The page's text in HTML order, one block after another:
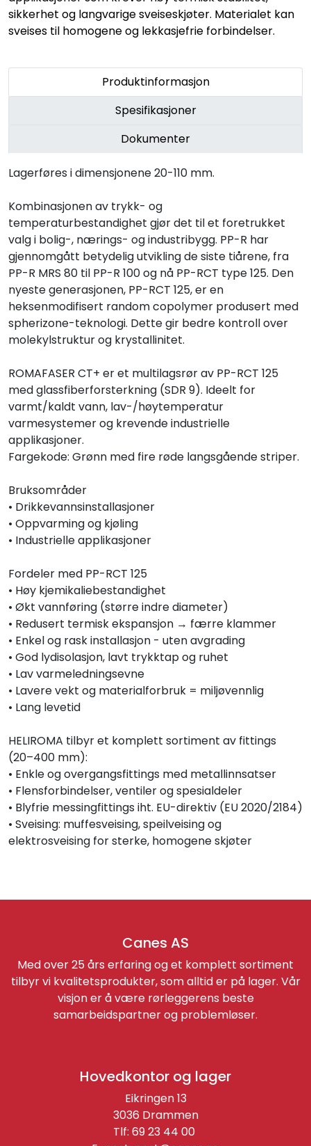
sikkerhet og langvarige sveiseskjøter. Materialet kan
sveises til homogene og lekkasjefrie forbindelser.
Produktinformasjon
Spesifikasjoner
Dokumenter
Lagerføres i dimensjonene 20-110 mm.
Kombinasjonen av trykk- og
temperaturbestandighet gjør det til et foretrukket
valg i bolig-, nærings- og industribygg. PP-R har
gjennomgått betydelig utvikling de siste tiårene, fra
PP-R MRS 80 til PP-R 100 og nå PP-RCT type 125. Den
nyeste generasjonen, PP-RCT 125, er en
heksenmodifisert random copolymer produsert med
spherizone-teknologi. Dette gir bedre kontroll over
molekylstruktur og krystallinitet.
ROMAFASER CT+ er et multilagsrør av PP-RCT 125
med glassfiberforsterkning (SDR 9). Ideelt for
varmt/kaldt vann, lav-/høytemperatur
varmesystemer og krevende industrielle
applikasjoner.
Fargekode: Grønn med fire røde langsgående striper.
Bruksområder
• Drikkevannsinstallasjoner
• Oppvarming og kjøling
• Industrielle applikasjoner
Fordeler med PP-RCT 125
• Høy kjemikaliebestandighet
• Økt vannføring (større indre diameter)
• Redusert termisk ekspansjon → færre klammer
• Enkel og rask installasjon - uten avgrading
• God lydisolasjon, lavt trykktap og ruhet
• Lav varmeledningsevne
• Lavere vekt og materialforbruk = miljøvennlig
• Lang levetid
HELIROMA tilbyr et komplett sortiment av fittings
(20–400 mm):
• Enkle og overgangsfittings med metallinnsatser
• Flensforbindelser, ventiler og spesialdeler
• Blyfrie messingfittings iht. EU-direktiv (EU 2020/2184)
• Sveising: muffesveising, speilveising og
elektrosveising for sterke, homogene skjøter
Canes AS
Med over 25 års erfaring og et komplett sortiment
tilbyr vi kvalitetsprodukter, som alltid er på lager. Vår
visjon er å være rørleggerens beste
samarbeidspartner og problemløser.
Hovedkontor og lager
Eikringen 13
3036 Drammen
Tlf: 69 23 44 00